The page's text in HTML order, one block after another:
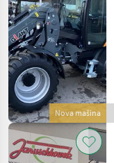
Nova mašina